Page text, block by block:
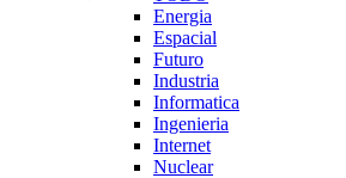
Energia
Espacial
Futuro
Industria
Informatica
Ingenieria
Internet
Nuclear